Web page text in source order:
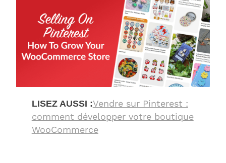
LISEZ AUSSI :Vendre sur Pinterest :
comment développer votre boutique
WooCommerce